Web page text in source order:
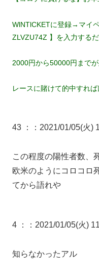
WlNTlCKETに登録→マイ
ZLVZU74Z 】を入力する
2000円から50000円まで
レースに賭けて的中すれ
43 ： ：2021/01/05(火)
この程度の陽性者数、
欧米のようにコロコロ
てから語れや
4 ： ：2021/01/05(火)
知らなかったアル